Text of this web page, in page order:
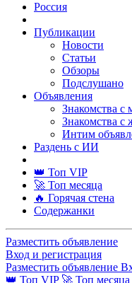
Россия
Публикации
Новости
Статьи
Обзоры
Подслушано
Объявления
Знакомства
Знакомства
Интим
Раздень с ИИ
👑 Топ VIP
🚀 Топ месяца
🔥 Горячая стена
Содержанки
Разместить объявление
Вход и регистрация
Разместить объявление
👑 Топ VIP 🚀 Топ месяца